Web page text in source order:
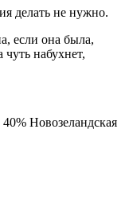
делать не нужно.
если она была,
набухнет,
Новозеландская